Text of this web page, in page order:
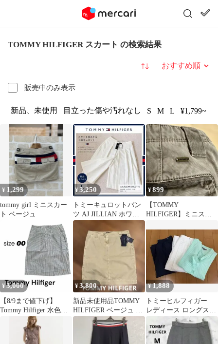
TOMMY HILFIGER スカート の検索結果
販売中のみ表示
並び替え
新品、未使用 目立った傷や汚れなし S M L ¥1,799~
¥ 1,299
tommy girl ミニスカー
ト ベージュ
¥3,250
トミーキュロットパン
ツ AJ JILLIAN ホワイ
トTOMMY ズボン 春夏
¥899
【TOMMY
HILFIGER】ミニスカ
¥ 3,000
【8/9まで値下げ】
Tommy Hilfiger 水色ス
トライプ スカート
¥3,800
新品未使用品TOMMY
HILFIGER ベージュ タ
イトスカート新品タグ
¥1,888
トミーヒルフィガー
レディース ロングスカ
ート 2枚セット ブラ
ウス